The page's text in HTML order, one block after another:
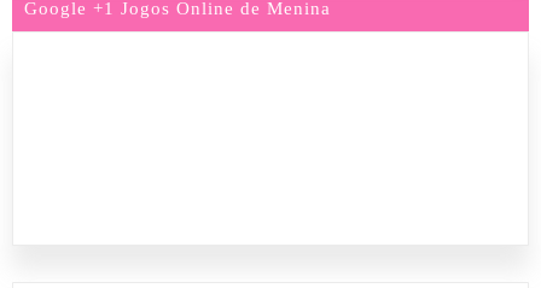
Google +1 Jogos Online de Menina